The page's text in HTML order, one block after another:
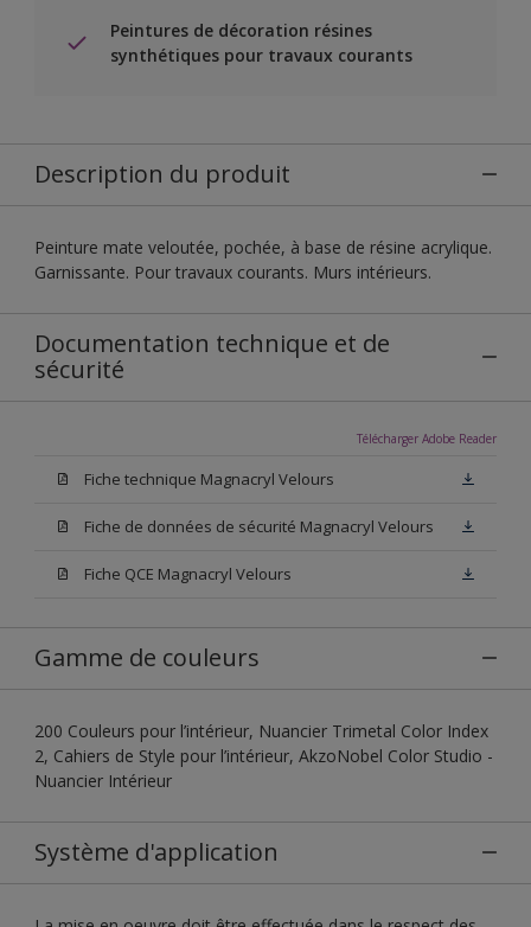
Peintures de décoration résines
synthétiques pour travaux courants
Description du produit
Peinture mate veloutée, pochée, à base de résine acrylique.
Garnissante. Pour travaux courants. Murs intérieurs.
Documentation technique et de
sécurité
Télécharger Adobe Reader
Fiche technique Magnacryl Velours
Fiche de données de sécurité Magnacryl Velours
Fiche QCE Magnacryl Velours
Gamme de couleurs
200 Couleurs pour l’intérieur, Nuancier Trimetal Color Index
2, Cahiers de Style pour l’intérieur, AkzoNobel Color Studio -
Nuancier Intérieur
Système d'application